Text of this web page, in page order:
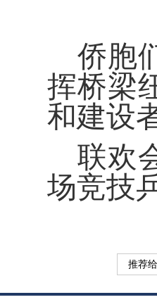
侨胞
挥桥梁
和建设
联欢
场竞技
推荐